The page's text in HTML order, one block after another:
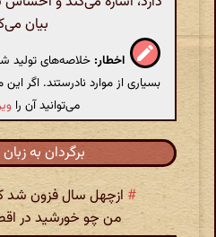
بیان
اخطار: خلاصه‌های
بسیاری از موارد نادرستند. اگر
می‌توانید آن را
برگردان به
# ازچهل سال فزون شد
من چو خورشید در